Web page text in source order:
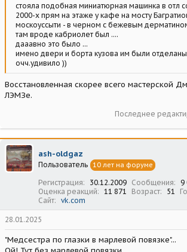
стояла подобная миниатюрная машинка в отл
2000-х прям на этаже у кафе на мосту
москоуссыти - в черном с бежевым
там вроде кабриолет был ....
дааавно это было ...
имено двери и борта кузова им были отделаны
очч.удивило ))
Восстановленная скорее всего мастерской
ЛЭМЗе.
Последнее
ash-oldgaz
Пользователь 10 лет на форуме
Регистрация 30.12.2009 Сообщения
9
Оценка реакций
11 871 Возраст 51
Сайт
vk.com
28.01.2025
"Медсестра по глазки в марлевой повязке"...